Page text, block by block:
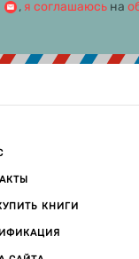
философия
В те годы
ежегодную
В 1831
стихов о
, я соглашаюсь на
КНИГИ